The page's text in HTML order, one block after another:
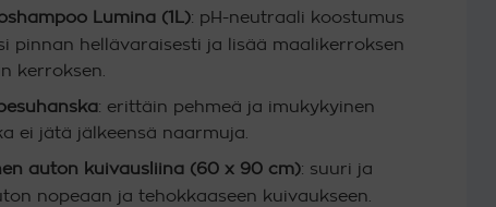
Lumina (1L): pH-neutraali koostumus
pinnan hellävaraisesti ja lisää maalikerroksen
kerroksen.
: erittäin pehmeä ja imukykyinen
ei jätä jälkeensä naarmuja.
auton kuivausliina (60 x 90 cm): suuri ja
nopeaan ja tehokkaaseen kuivaukseen.